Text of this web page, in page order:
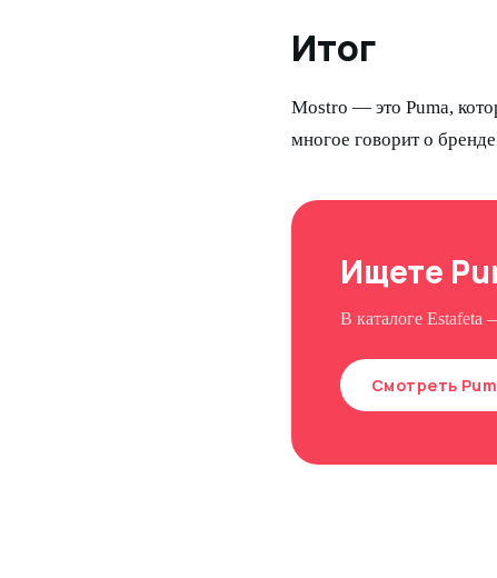
Итог
Mostro — это Puma,
многое говорит о
Ищете
В каталоге Estafeta
Смотреть